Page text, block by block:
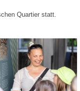
Quartier statt.